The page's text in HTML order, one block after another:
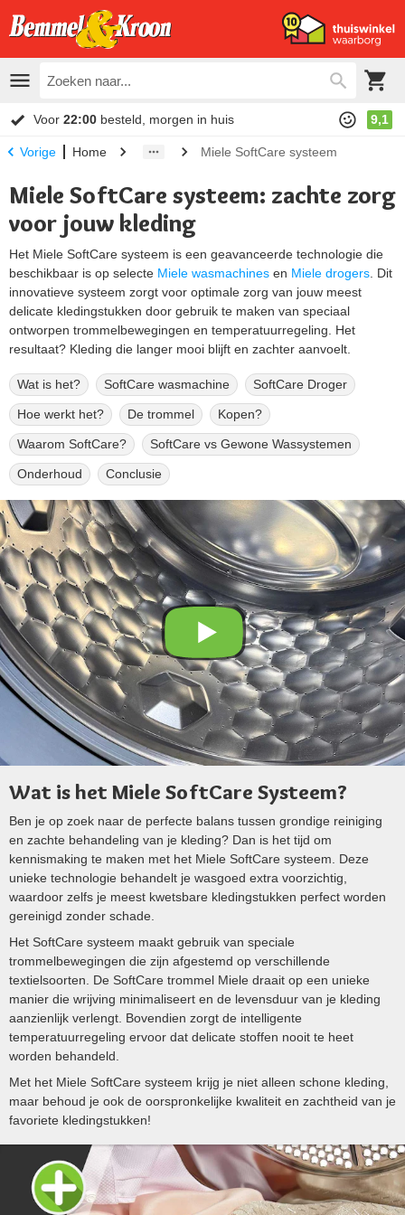
Voor 22:00 besteld, morgen in huis 9,1
Vorige Home Miele SoftCare systeem
Miele SoftCare systeem: zachte zorg
voor jouw kleding
Het Miele SoftCare systeem is een geavanceerde technologie die
beschikbaar is op selecte Miele wasmachines en Miele drogers . Dit
innovatieve systeem zorgt voor optimale zorg van jouw meest
delicate kledingstukken door gebruik te maken van speciaal
ontworpen trommelbewegingen en temperatuurregeling. Het
resultaat? Kleding die langer mooi blijft en zachter aanvoelt.
Wat is het? SoftCare wasmachine SoftCare Droger
Hoe werkt het? De trommel Kopen?
Waarom SoftCare? SoftCare vs Gewone Wassystemen
Onderhoud Conclusie
Wat is het Miele SoftCare Systeem?
Ben je op zoek naar de perfecte balans tussen grondige reiniging
en zachte behandeling van je kleding? Dan is het tijd om
kennismaking te maken met het Miele SoftCare systeem. Deze
unieke technologie behandelt je wasgoed extra voorzichtig,
waardoor zelfs je meest kwetsbare kledingstukken perfect worden
gereinigd zonder schade.
Het SoftCare systeem maakt gebruik van speciale
trommelbewegingen die zijn afgestemd op verschillende
textielsoorten. De SoftCare trommel Miele draait op een unieke
manier die wrijving minimaliseert en de levensduur van je kleding
aanzienlijk verlengt. Bovendien zorgt de intelligente
temperatuurregeling ervoor dat delicate stoffen nooit te heet
worden behandeld.
Met het Miele SoftCare systeem krijg je niet alleen schone kleding,
maar behoud je ook de oorspronkelijke kwaliteit en zachtheid van je
favoriete kledingstukken!